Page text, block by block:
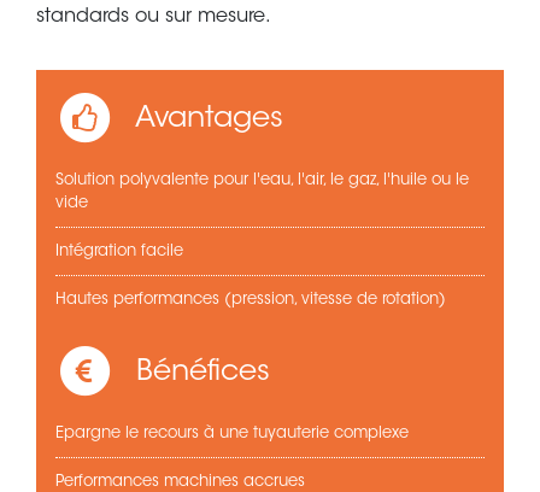
standards ou sur mesure.
Avantages
Solution polyvalente pour l'eau, l'air, le gaz, l'huile ou le
vide
Intégration facile
Hautes performances (pression, vitesse de rotation)
Bénéfices
Epargne le recours à une tuyauterie complexe
Performances machines accrues